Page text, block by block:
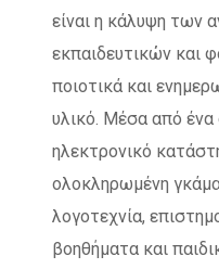
είναι η κάλυψη των
εκπαιδευτικών και
ποιοτικά και
υλικό. Μέσα από ένα
ηλεκτρονικό
ολοκληρωμένη
λογοτεχνία,
βοηθήματα και